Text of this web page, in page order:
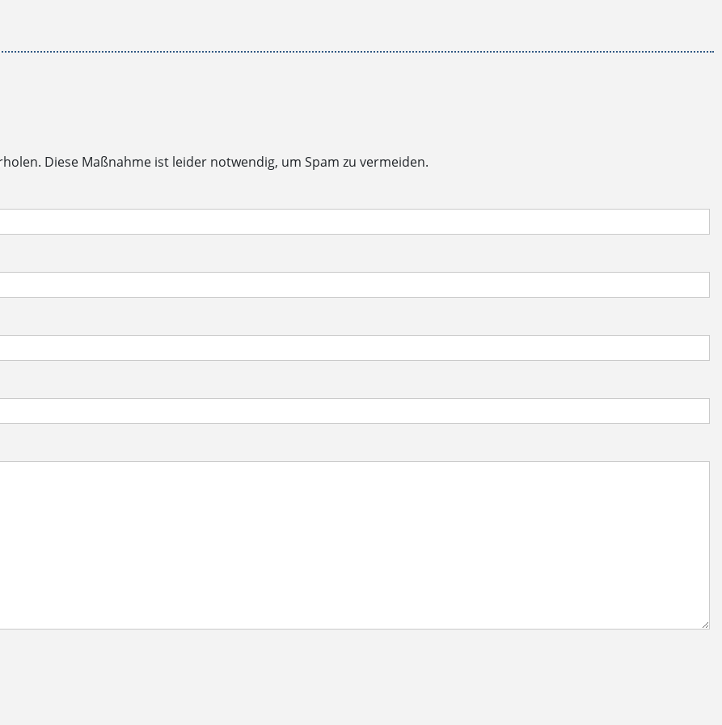
Diese Maßnahme ist leider notwendig, um Spam zu vermeiden.